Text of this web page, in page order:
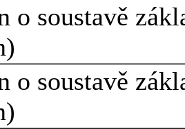
o soustavě
o soustavě